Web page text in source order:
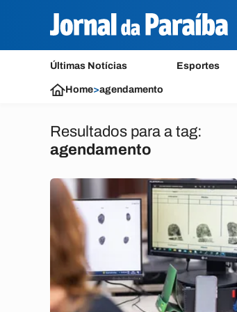
Últimas Notícias Esportes
Home>agendamento
Resultados para a tag:
agendamento